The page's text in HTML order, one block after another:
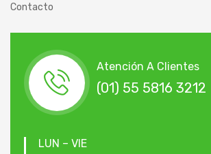
Contacto
Atención A Clientes
(01) 55 5816 3212
LUN – VIE